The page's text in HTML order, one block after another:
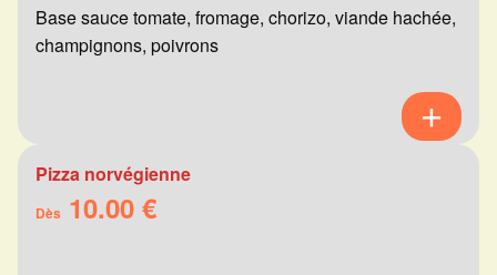
Base sauce tomate, fromage, chorizo, viande hachée,
champignons, poivrons
Pizza norvégienne
Dès 10.00 €